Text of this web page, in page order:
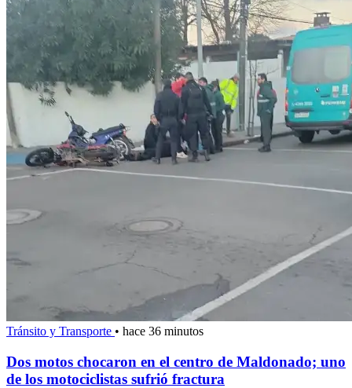
Tránsito y Transporte • hace 36 minutos
Dos motos chocaron en el centro de Maldonado; uno
de los motociclistas sufrió fractura